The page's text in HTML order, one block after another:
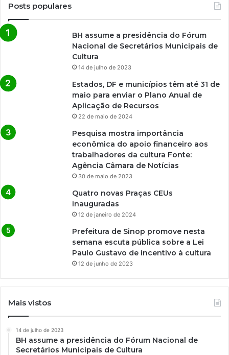
Posts populares
BH assume a presidência do Fórum
Nacional de Secretários Municipais de
Cultura
14 de julho de 2023
Estados, DF e municípios têm até 31 de
maio para enviar o Plano Anual de
Aplicação de Recursos
22 de maio de 2024
Pesquisa mostra importância
econômica do apoio financeiro aos
trabalhadores da cultura Fonte:
Agência Câmara de Notícias
30 de maio de 2023
Quatro novas Praças CEUs
inauguradas
12 de janeiro de 2024
Prefeitura de Sinop promove nesta
semana escuta pública sobre a Lei
Paulo Gustavo de incentivo à cultura
12 de junho de 2023
Mais vistos
14 de julho de 2023
BH assume a presidência do Fórum Nacional de
Secretários Municipais de Cultura